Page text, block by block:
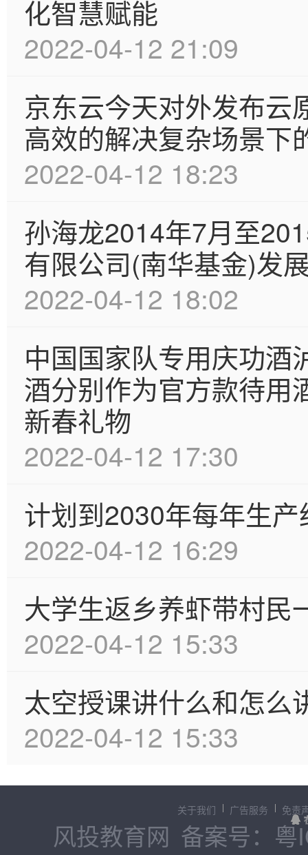
化智慧赋能
2022-04-12 21:09
京东云今天对外发布云
高效的解决复杂场景下
2022-04-12 18:23
孙海龙2014年7月至
有限公司(南华基金)发
2022-04-12 18:02
中国国家队专用庆功酒
酒分别作为官方款待用
新春礼物
2022-04-12 17:30
计划到2030年每年生
2022-04-12 16:29
大学生返乡养虾带村民
2022-04-12 15:33
太空授课讲什么和怎么
2022-04-12 15:33
关于我们 广告服务 免责
风投教育网 备案号：粤